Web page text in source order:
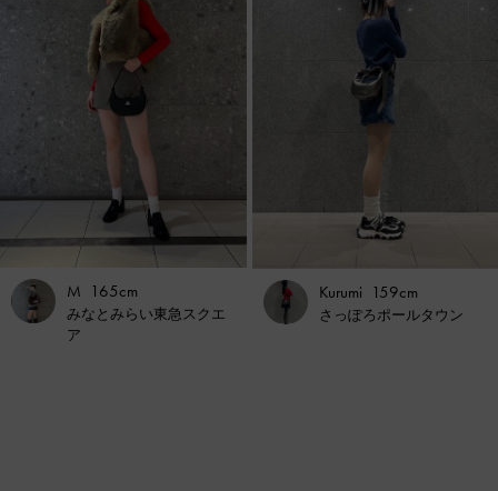
M 165cm
みなとみらい東急スクエ
ア
Kurumi 159cm
さっぽろポールタウン